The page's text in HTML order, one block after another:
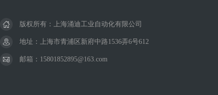
版权所有：上海涌迪工业自动化有限公司
地址：上海市青浦区新府中路1536弄6号612
邮箱：15801852895@163.com